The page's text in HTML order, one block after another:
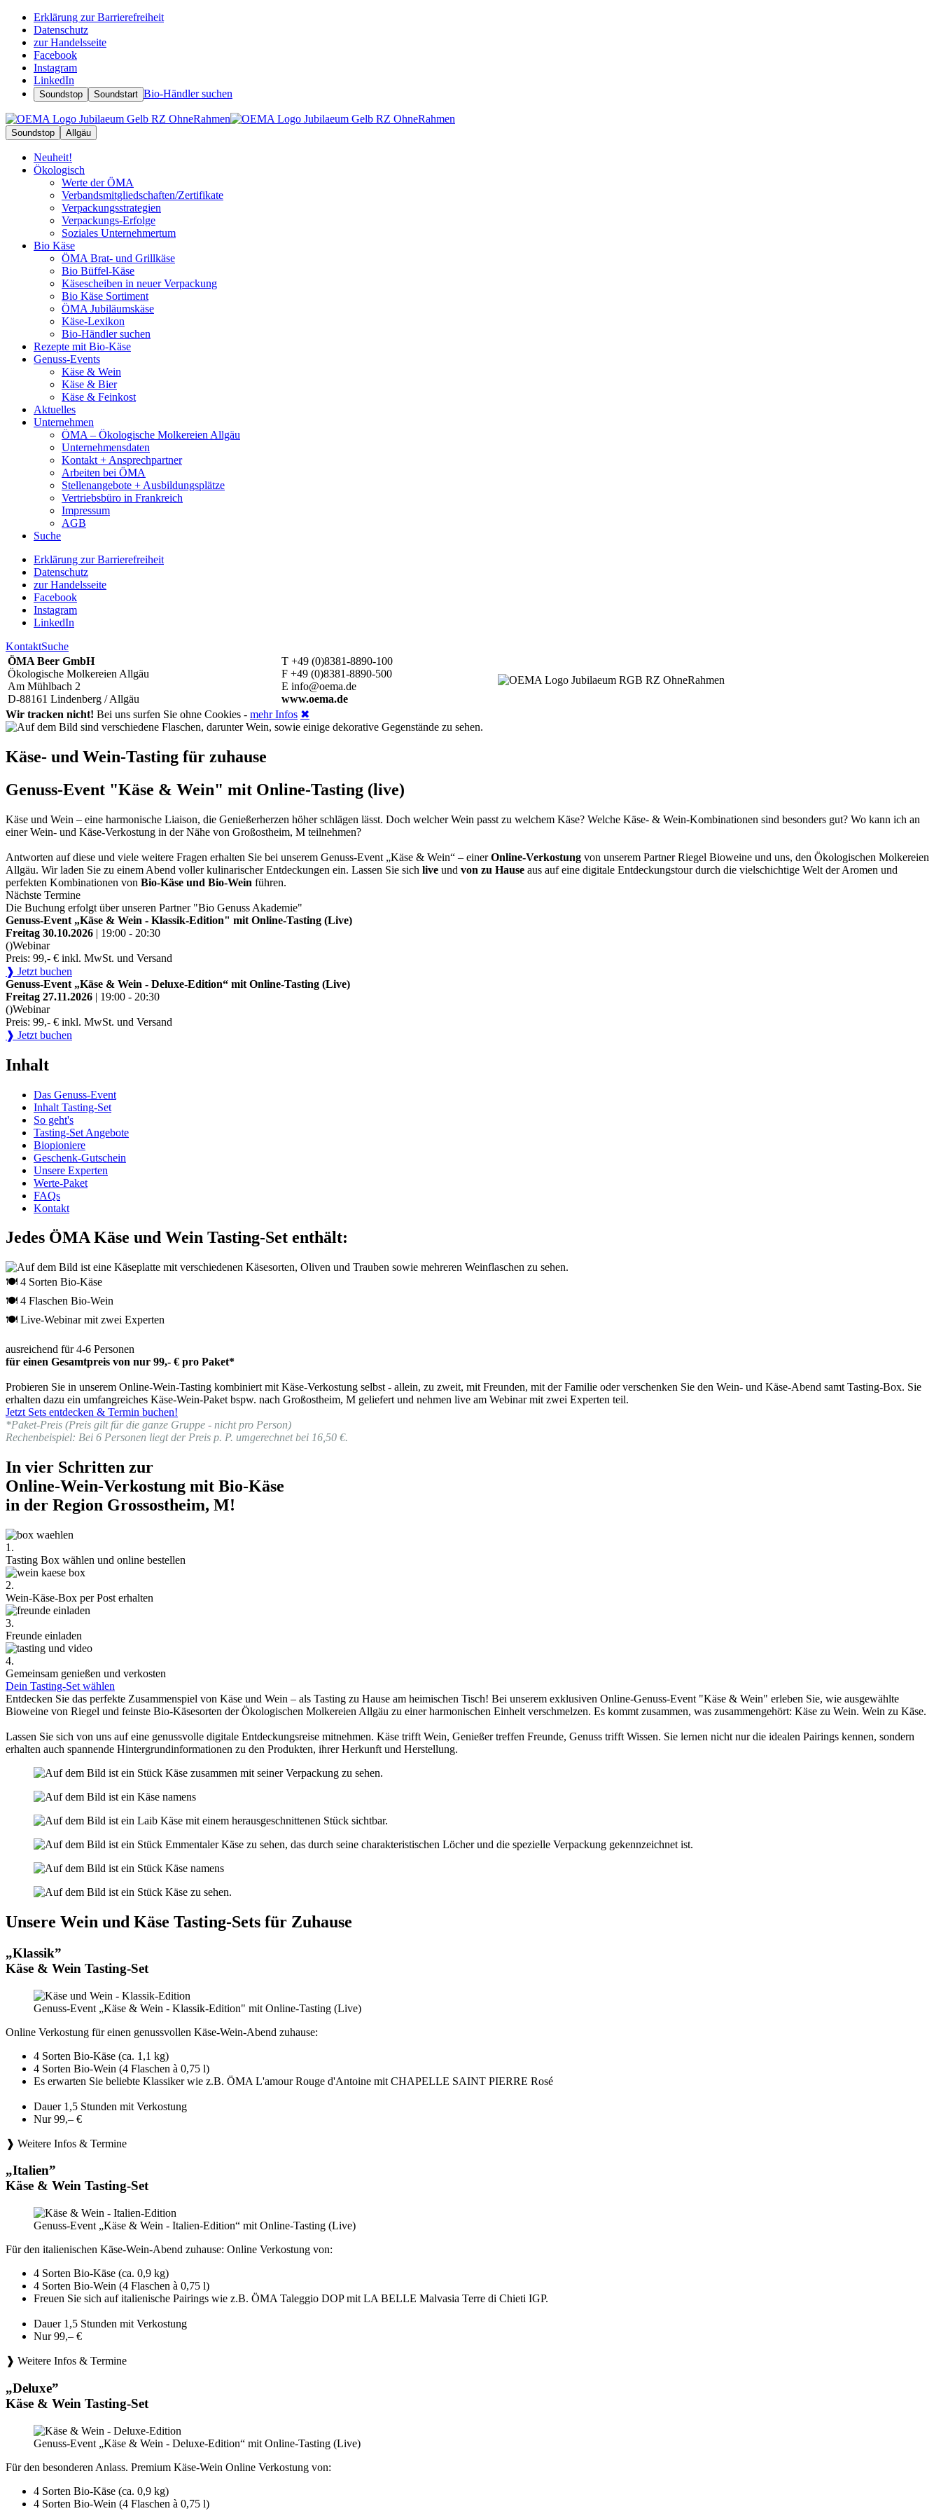
Erklärung zur Barrierefreiheit
Datenschutz
zur Handelsseite
Facebook
Instagram
LinkedIn
Soundstop Soundstart Bio-Händler suchen
Soundstop Allgäu
Neuheit!
Ökologisch
Werte der ÖMA
Verbandsmitgliedschaften/Zertifikate
Verpackungsstrategien
Verpackungs-Erfolge
Soziales Unternehmertum
Bio Käse
ÖMA Brat- und Grillkäse
Bio Büffel-Käse
Käsescheiben in neuer Verpackung
Bio Käse Sortiment
ÖMA Jubiläumskäse
Käse-Lexikon
Bio-Händler suchen
Rezepte mit Bio-Käse
Genuss-Events
Käse & Wein
Käse & Bier
Käse & Feinkost
Aktuelles
Unternehmen
ÖMA – Ökologische Molkereien Allgäu
Unternehmensdaten
Kontakt + Ansprechpartner
Arbeiten bei ÖMA
Stellenangebote + Ausbildungsplätze
Vertriebsbüro in Frankreich
Impressum
AGB
Suche
Erklärung zur Barrierefreiheit
Datenschutz
zur Handelsseite
Facebook
Instagram
LinkedIn
KontaktSuche
ÖMA Beer GmbH
Ökologische Molkereien Allgäu
Am Mühlbach 2
D-88161 Lindenberg / Allgäu
T +49 (0)8381-8890-100
F +49 (0)8381-8890-500
E info@oema.de
www.oema.de
Wir tracken nicht! Bei uns surfen Sie ohne Cookies - mehr Infos ✖
Käse- und Wein-Tasting für zuhause
Genuss-Event "Käse & Wein" mit Online-Tasting (live)
Käse und Wein – eine harmonische Liaison, die Genießerherzen höher schlägen lässt. Doch welcher Wein passt zu welchem Käse? Welche Käse- & Wein-Kombinationen sind besonders gut? Wo kann ich an
einer Wein- und Käse-Verkostung in der Nähe von Großostheim, M teilnehmen?
Antworten auf diese und viele weitere Fragen erhalten Sie bei unserem Genuss-Event „Käse & Wein“ – einerOnline-Verkostung von unserem Partner Riegel Bioweine und uns, den Ökologischen Molkereien
Allgäu. Wir laden Sie zu einem Abend voller kulinarischer Entdeckungen ein. Lassen Sie sich live und von zu Hause aus auf eine digitale Entdeckungstour durch die vielschichtige Welt der Aromen und
perfekten Kombinationen von Bio-Käse und Bio-Wein führen.
Nächste Termine
Die Buchung erfolgt über unseren Partner "Bio Genuss Akademie"
Genuss-Event „Käse & Wein - Klassik-Edition" mit Online-Tasting (Live)
Freitag 30.10.2026 | 19:00 - 20:30
()Webinar
Preis: 99,- € inkl. MwSt. und Versand
❱ Jetzt buchen
Genuss-Event „Käse & Wein - Deluxe-Edition“ mit Online-Tasting (Live)
Freitag 27.11.2026 | 19:00 - 20:30
()Webinar
Preis: 99,- € inkl. MwSt. und Versand
❱ Jetzt buchen
Inhalt
Das Genuss-Event
Inhalt Tasting-Set
So geht's
Tasting-Set Angebote
Biopioniere
Geschenk-Gutschein
Unsere Experten
Werte-Paket
FAQs
Kontakt
Jedes ÖMA Käse und Wein Tasting-Set enthält:
🍽 4 Sorten Bio-Käse
🍽 4 Flaschen Bio-Wein
🍽 Live-Webinar mit zwei Experten
ausreichend für 4-6 Personen
für einen Gesamtpreis von nur 99,- € pro Paket*
Probieren Sie in unserem Online-Wein-Tasting kombiniert mit Käse-Verkostung selbst - allein, zu zweit, mit Freunden, mit der Familie oder verschenken Sie den Wein- und Käse-Abend samt Tasting-Box. Sie
erhalten dazu ein umfangreiches Käse-Wein-Paket bspw. nach Großostheim, M geliefert und nehmen live am Webinar mit zwei Experten teil.
Jetzt Sets entdecken & Termin buchen!
*Paket-Preis (Preis gilt für die ganze Gruppe - nicht pro Person)
Rechenbeispiel: Bei 6 Personen liegt der Preis p. P. umgerechnet bei 16,50 €.
In vier Schritten zur
Online-Wein-Verkostung mit Bio-Käse
in der Region Grossostheim, M!
1.
Tasting Box wählen und online bestellen
2.
Wein-Käse-Box per Post erhalten
3.
Freunde einladen
4.
Gemeinsam genießen und verkosten
Dein Tasting-Set wählen
Entdecken Sie das perfekte Zusammenspiel von Käse und Wein – als Tasting zu Hause am heimischen Tisch! Bei unserem exklusiven Online-Genuss-Event "Käse & Wein" erleben Sie, wie ausgewählte
Bioweine von Riegel und feinste Bio-Käsesorten der Ökologischen Molkereien Allgäu zu einer harmonischen Einheit verschmelzen. Es kommt zusammen, was zusammengehört: Käse zu Wein. Wein zu Käse.
Lassen Sie sich von uns auf eine genussvolle digitale Entdeckungsreise mitnehmen. Käse trifft Wein, Genießer treffen Freunde, Genuss trifft Wissen. Sie lernen nicht nur die idealen Pairings kennen, sondern
erhalten auch spannende Hintergrundinformationen zu den Produkten, ihrer Herkunft und Herstellung.
Unsere Wein und Käse Tasting-Sets für Zuhause
„Klassik”
Käse & Wein Tasting-Set
Genuss-Event „Käse & Wein - Klassik-Edition" mit Online-Tasting (Live)
Online Verkostung für einen genussvollen Käse-Wein-Abend zuhause:
4 Sorten Bio-Käse (ca. 1,1 kg)
4 Sorten Bio-Wein (4 Flaschen à 0,75 l)
Es erwarten Sie beliebte Klassiker wie z.B. ÖMA L'amour Rouge d'Antoine mit CHAPELLE SAINT PIERRE Rosé
Dauer 1,5 Stunden mit Verkostung
Nur 99,– €
❱ Weitere Infos & Termine
„Italien”
Käse & Wein Tasting-Set
Genuss-Event „Käse & Wein - Italien-Edition“ mit Online-Tasting (Live)
Für den italienischen Käse-Wein-Abend zuhause: Online Verkostung von:
4 Sorten Bio-Käse (ca. 0,9 kg)
4 Sorten Bio-Wein (4 Flaschen à 0,75 l)
Freuen Sie sich auf italienische Pairings wie z.B. ÖMA Taleggio DOP mit LA BELLE Malvasia Terre di Chieti IGP.
Dauer 1,5 Stunden mit Verkostung
Nur 99,– €
❱ Weitere Infos & Termine
„Deluxe”
Käse & Wein Tasting-Set
Genuss-Event „Käse & Wein - Deluxe-Edition“ mit Online-Tasting (Live)
Für den besonderen Anlass. Premium Käse-Wein Online Verkostung von:
4 Sorten Bio-Käse (ca. 0,9 kg)
4 Sorten Bio-Wein (4 Flaschen à 0,75 l)